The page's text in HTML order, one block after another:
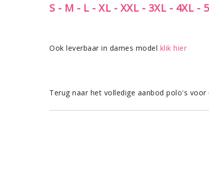
S - M - L - XL - XXL - 3XL - 4XL -
Ook leverbaar in dames model klik hier
Terug naar het volledige aanbod polo's voor